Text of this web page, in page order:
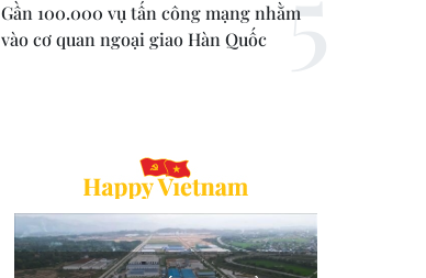
Gần 100.000 vụ tấn công mạng nhằm
vào cơ quan ngoại giao Hàn Quốc